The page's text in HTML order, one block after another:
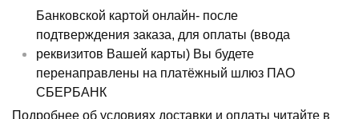
Банковской картой онлайн- после
подтверждения заказа, для оплаты (ввода
реквизитов Вашей карты) Вы будете
перенаправлены на платёжный шлюз ПАО
СБЕРБАНК
Подробнее об условиях доставки и оплаты читайте в